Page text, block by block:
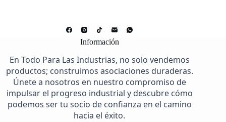
Información
En Todo Para Las Industrias, no solo vendemos
productos; construimos asociaciones duraderas.
Únete a nosotros en nuestro compromiso de
impulsar el progreso industrial y descubre cómo
podemos ser tu socio de confianza en el camino
hacia el éxito.